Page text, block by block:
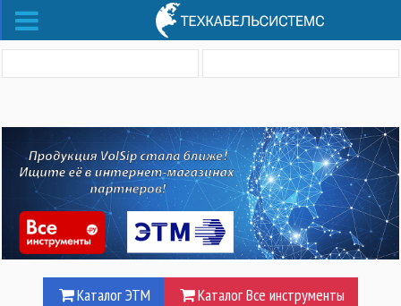
Каталог ЭТМ Каталог Все инструменты